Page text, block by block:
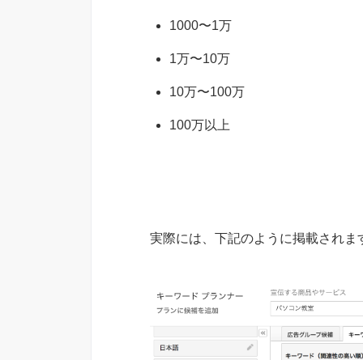
1000〜1万
1万〜10万
10万〜100万
100万以上
実際には、下記のように掲載されま